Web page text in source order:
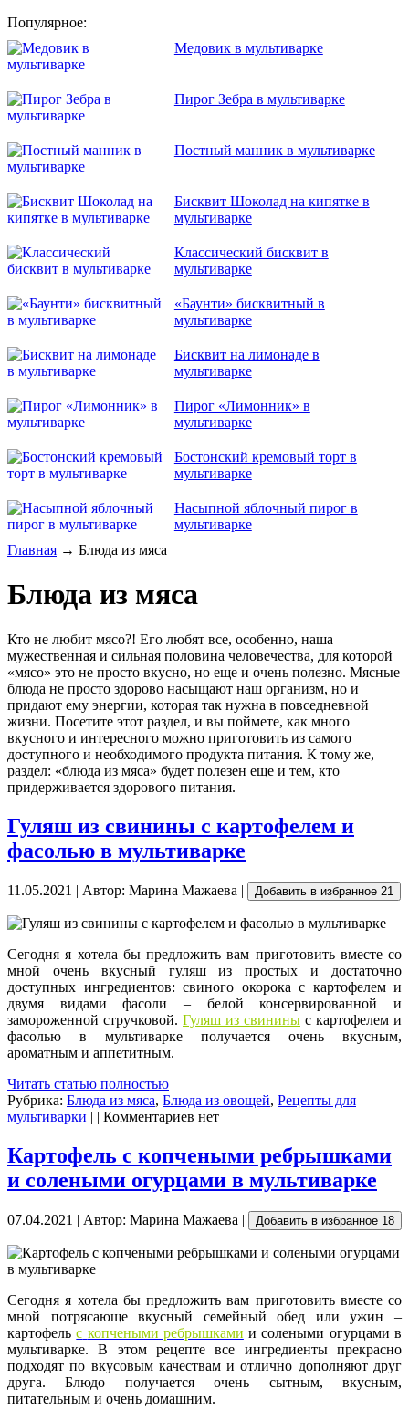
Популярное:
Медовик в мультиварке
Пирог Зебра в мультиварке
Постный манник в мультиварке
Бисквит Шоколад на кипятке в
мультиварке
Классический бисквит в
мультиварке
«Баунти» бисквитный в
мультиварке
Бисквит на лимонаде в
мультиварке
Пирог «Лимонник» в
мультиварке
Бостонский кремовый торт в
мультиварке
Насыпной яблочный пирог в
мультиварке
Главная → Блюда из мяса
Блюда из мяса
Кто не любит мясо?! Его любят все, особенно, наша
мужественная и сильная половина человечества, для которой
«мясо» это не просто вкусно, но еще и очень полезно. Мясные
блюда не просто здорово насыщают наш организм, но и
придают ему энергии, которая так нужна в повседневной
жизни. Посетите этот раздел, и вы поймете, как много
вкусного и интересного можно приготовить из самого
доступного и необходимого продукта питания. К тому же,
раздел: «блюда из мяса» будет полезен еще и тем, кто
придерживается здорового питания.
Гуляш из свинины с картофелем и
фасолью в мультиварке
11.05.2021 | Автор: Марина Мажаева | Добавить в избранное 21
Сегодня я хотела бы предложить вам приготовить вместе со
мной очень вкусный гуляш из простых и достаточно
доступных ингредиентов: свиного окорока с картофелем и
двумя видами фасоли – белой консервированной и
замороженной стручковой. Гуляш из свинины с картофелем и
фасолью в мультиварке получается очень вкусным,
ароматным и аппетитным.
Читать статью полностью
Рубрика: Блюда из мяса, Блюда из овощей, Рецепты для
мультиварки | | Комментариев нет
Картофель с копчеными ребрышками
и солеными огурцами в мультиварке
07.04.2021 | Автор: Марина Мажаева | Добавить в избранное 18
Сегодня я хотела бы предложить вам приготовить вместе со
мной потрясающе вкусный семейный обед или ужин –
картофельс копчеными ребрышками и солеными огурцами в
мультиварке. В этом рецепте все ингредиенты прекрасно
подходят по вкусовым качествам и отлично дополняют друг
друга. Блюдо получается очень сытным, вкусным,
питательным и очень домашним.